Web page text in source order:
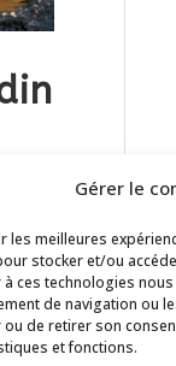
Gérer le
les meilleures
stocker et/ou
ces technologies
de navigation ou
de retirer son
et fonctions.
au